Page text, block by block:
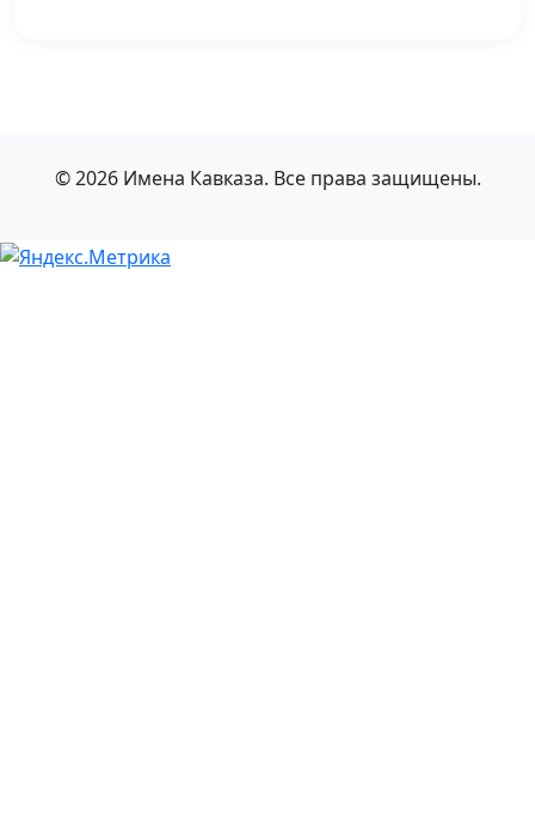
© 2026 Имена Кавказа. Все права защищены.